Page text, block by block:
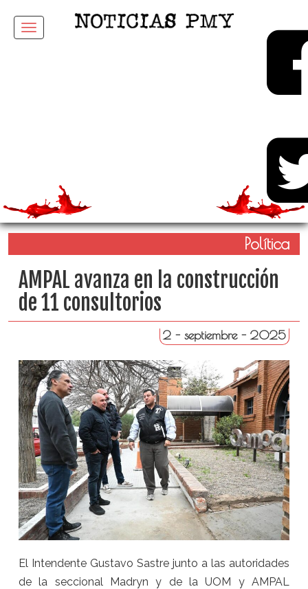
Menu
Política
AMPAL avanza en la construcción
de 11 consultorios
2 - septiembre - 2025
El Intendente Gustavo Sastre junto a las autoridades
de la seccional Madryn y de la UOM y AMPAL